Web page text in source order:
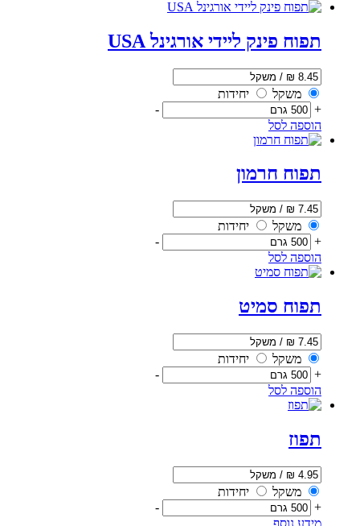
תפוח פינק ליידי אורגינל USA
משקל
יחידות
+
-
הוספה לסל
תפוח חרמון
משקל
יחידות
+
-
הוספה לסל
תפוח סמיט
משקל
יחידות
+
-
הוספה לסל
תפוז
משקל
יחידות
+
-
מידע נוסף